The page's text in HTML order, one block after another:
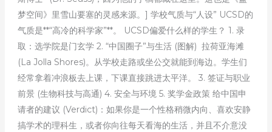
梦空间》里雪山要塞的灵感来源。] 学校气质与“人设” UCSD的
气质是**“高冷的科学家”**。 UCSD偏爱什么样的学生？ 1. 录
取：选学院是门玄学 2. “中国圈子”与生活 (图解) 拉荷亚海滩
(La Jolla Shores)。从学校走路或坐公交就能到海边。学生们
经常拿着冲浪板去上课，下课直接跳进太平洋。 3. 签证与职业
前景 (生物科技与高通) 4. 安全与环境 5. 奖学金政策 给中国申
请者的建议 (Verdict)：如果你是一个性格稍微内向、喜欢安静
搞学术的理科生，或者你向往每天看海的生活，并且不介意没